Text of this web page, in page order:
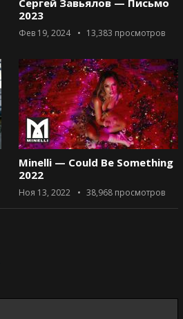
Сергей Завьялов — Письмо
2023
Фев 19, 2024 13,383 просмотров
Minelli — Could Be Something
2022
Ноя 13, 2022 38,968 просмотров